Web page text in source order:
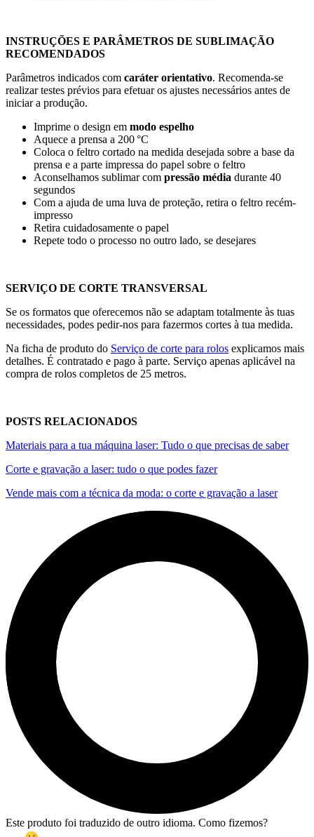
INSTRUÇÕES E PARÂMETROS DE SUBLIMAÇÃO
RECOMENDADOS
Parâmetros indicados com caráter orientativo. Recomenda-se
realizar testes prévios para efetuar os ajustes necessários antes de
iniciar a produção.
Imprime o design em modo espelho
Aquece a prensa a 200 °C
Coloca o feltro cortado na medida desejada sobre a base da
prensa e a parte impressa do papel sobre o feltro
Aconselhamos sublimar com pressão média durante 40
segundos
Com a ajuda de uma luva de proteção, retira o feltro recém-
impresso
Retira cuidadosamente o papel
Repete todo o processo no outro lado, se desejares
SERVIÇO DE CORTE TRANSVERSAL
Se os formatos que oferecemos não se adaptam totalmente às tuas
necessidades, podes pedir-nos para fazermos cortes à tua medida.
Na ficha de produto do Serviço de corte para rolos explicamos mais
detalhes. É contratado e pago à parte. Serviço apenas aplicável na
compra de rolos completos de 25 metros.
POSTS RELACIONADOS
Materiais para a tua máquina laser: Tudo o que precisas de saber
Corte e gravação a laser: tudo o que podes fazer
Vende mais com a técnica da moda: o corte e gravação a laser
Este produto foi traduzido de outro idioma. Como fizemos?